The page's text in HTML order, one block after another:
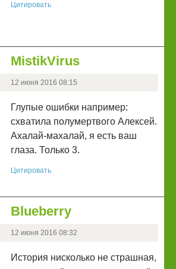
Цитировать
MistikVirus
12 июня 2016 08:15
Глупые ошибки например:
схватила полумертвого Алексей.
Ахалай-махалай, я есть ваш
глаза. Только 3.
Цитировать
Blueberry
12 июня 2016 08:32
История нисколько не страшная,